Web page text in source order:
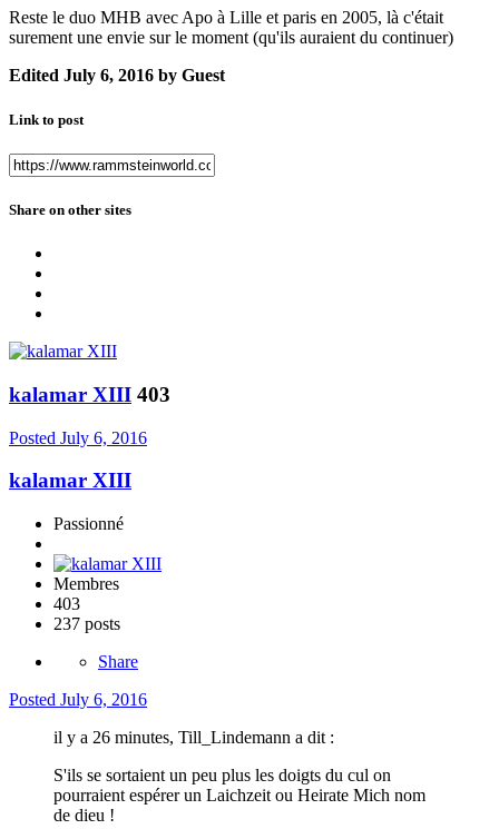
Reste le duo MHB avec Apo à Lille et paris en 2005, là c'était
surement une envie sur le moment (qu'ils auraient du continuer)
Edited July 6, 2016 by Guest
Link to post
Share on other sites
kalamar XIII 403
Posted July 6, 2016
kalamar XIII
Passionné
Membres
403
237 posts
Share
Posted July 6, 2016
il y a 26 minutes, Till_Lindemann a dit :
S'ils se sortaient un peu plus les doigts du cul on
pourraient espérer un Laichzeit ou Heirate Mich nom
de dieu !